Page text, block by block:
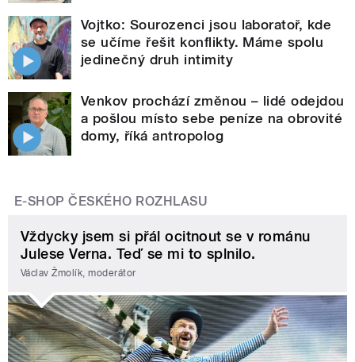
Vojtko: Sourozenci jsou laboratoř, kde
se učíme řešit konflikty. Máme spolu
jedinečný druh intimity
Venkov prochází změnou – lidé odejdou
a pošlou místo sebe peníze na obrovité
domy, říká antropolog
E-SHOP ČESKÉHO ROZHLASU
Vždycky jsem si přál ocitnout se v románu
Julese Verna. Teď se mi to splnilo.
Václav Žmolík, moderátor